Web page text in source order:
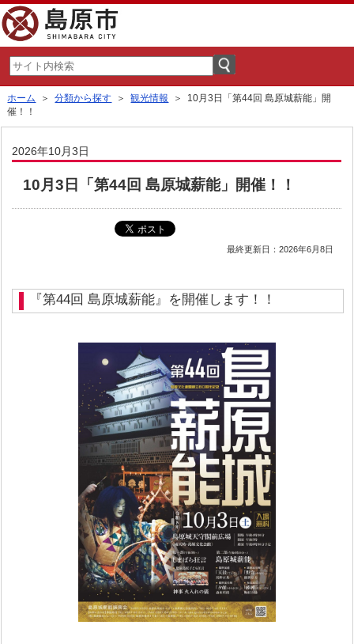
ホーム ＞分類から探す ＞観光情報
＞ 10月3日「第44回 島原城薪能」開
催！！
2026年10月3日
10月3日「第44回 島原城薪能」開催！！
最終更新日：2026年6月8日
『第44回 島原城薪能』を開催します！！